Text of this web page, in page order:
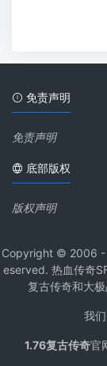
免责声明
免责声明
底部版权
版权声明
Copyright © 2006 -
eserved. 热血传奇
复古传奇和大
我
1.76复古传奇官